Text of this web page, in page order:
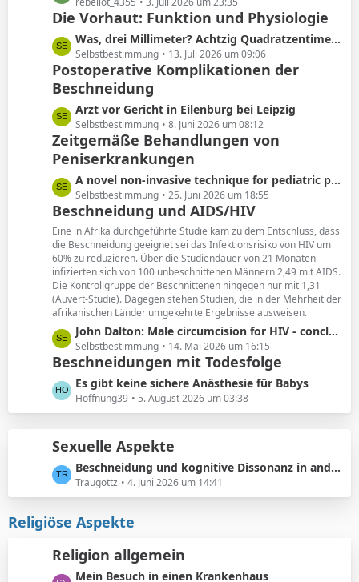
e
i
t
r
ä
g
e
t
z
t
e
B
e
i
r
ä
g
e
Die Vorhaut: Funktion und Physiologie
L
e
t
z
e
B
e
i
t
r
ä
g
e
Was, drei Millimeter? Achtzig Quadratzentimeter!
Selbstbestimmung 13. Juli 2026 um 09:06
Postoperative Komplikationen der
Beschneidung
L
e
t
z
e
B
e
i
t
r
ä
g
e
Arzt vor Gericht in Eilenburg bei Leipzig
Selbstbestimmung 8. Juni 2026 um 08:12
Zeitgemäße Behandlungen von
Peniserkrankungen
L
e
t
z
t
e
B
e
i
r
ä
g
e
A novel non-invasive technique for pediatric phimosis treatment
Selbstbestimmung 25. Juni 2026 um 18:55
Beschneidung und AIDS/HIV
Eine in Afrika durchgeführte Studie kam zu dem Entschluss, dass
die Beschneidung geeignet sei das Infektionsrisiko von HIV um
60% zu reduzieren. Über die Studiendauer von 21 Monaten
infizierten sich von 100 unbeschnittenen Männern 2,49 mit AIDS.
Die Kontrollgruppe der Beschnittenen hingegen nur mit 1,31
(Auvert-Studie). Dagegen stehen Studien, die in der Mehrheit der
afrikanischen Länder umgekehrte Ergebnisse ausweisen.
L
e
t
z
t
e
e
t
g
John Dalton: Male circumcision for HIV - conclusions sensitive to assumptions
Selbstbestimmung 14. Mai 2026 um 16:15
Beschneidungen mit Todesfolge
L
e
t
t
e
B
e
t
ä
g
Es gibt keine sichere Anästhesie für Babys
Hoffnung39 5. August 2026 um 03:38
Sexuelle Aspekte
L
e
t
z
t
e
B
Beschneidung und kognitive Dissonanz in anderen Foren
Traugottz 4. Juni 2026 um 14:41
Religiöse Aspekte
Religion allgemein
L
Mein Besuch in einen Krankenhaus